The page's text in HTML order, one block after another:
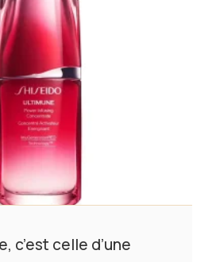
c’est celle d’une